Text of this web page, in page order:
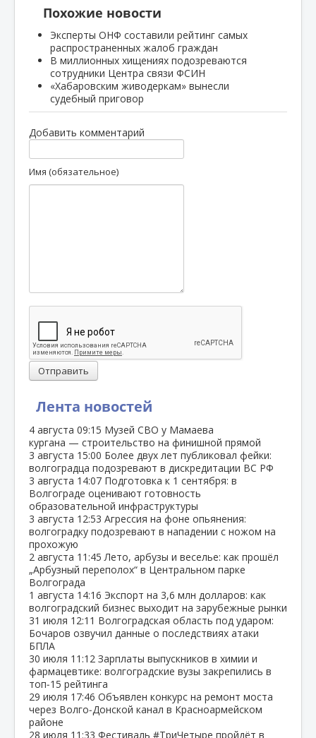
Лента новостей
4 августа 09:15 Музей СВО у Мамаева
кургана — строительство на финишной прямой
3 августа 15:00 Более двух лет публиковал фейки:
волгоградца подозревают в дискредитации ВС РФ
3 августа 14:07 Подготовка к 1 сентября: в
Волгограде оценивают готовность
образовательной инфраструктуры
3 августа 12:53 Агрессия на фоне опьянения:
волгоградку подозревают в нападении с ножом на
прохожую
2 августа 11:45 Лето, арбузы и веселье: как прошёл
„Арбузный переполох“ в Центральном парке
Волгограда
1 августа 14:16 Экспорт на 3,6 млн долларов: как
волгоградский бизнес выходит на зарубежные рынки
31 июля 12:11 Волгоградская область под ударом:
Бочаров озвучил данные о последствиях атаки
БПЛА
30 июля 11:12 Зарплаты выпускников в химии и
фармацевтике: волгоградские вузы закрепились в
топ‑15 рейтинга
29 июля 17:46 Объявлен конкурс на ремонт моста
через Волго‑Донской канал в Красноармейском
районе
28 июля 11:33 Фестиваль #ТриЧетыре пройдёт в
Похожие новости
Эксперты ОНФ составили рейтинг самых
распространенных жалоб граждан
В миллионных хищениях подозреваются
сотрудники Центра связи ФСИН
«Хабаровским живодеркам» вынесли
судебный приговор
Добавить комментарий
Имя (обязательное)
Отправить